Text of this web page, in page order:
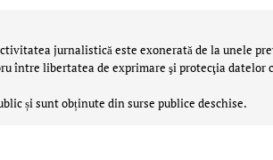
jurnalistică este exonerată de la unele
între libertatea de exprimare şi protecţia datelor
și sunt obținute din surse publice deschise.